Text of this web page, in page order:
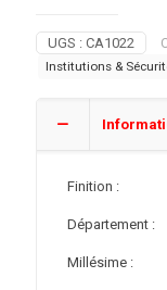
UGS : CA1022
Institutions &
Finition :
Département :
Millésime :